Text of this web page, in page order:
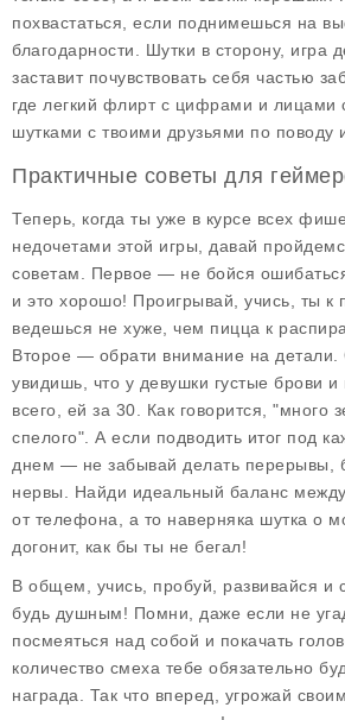
похвастаться, если поднимешься на
благодарности. Шутки в сторону, игра
заставит почувствовать себя частью
где легкий флирт с цифрами и лицами
шутками с твоими друзьями по поводу
Практичные советы для
Теперь, когда ты уже в курсе всех
недочетами этой игры, давай
советам. Первое — не бойся
и это хорошо! Проигрывай, учись, ты к
ведешься не хуже, чем пицца к
Второе — обрати внимание на детали.
увидишь, что у девушки густые брови
всего, ей за 30. Как говорится, "много
спелого". А если подводить итог под
днем — не забывай делать перерывы,
нервы. Найди идеальный баланс
от телефона, а то наверняка шутка о
догонит, как бы ты не бегал!
В общем, учись, пробуй, развивайся и
будь душным! Помни, даже если не
посмеяться над собой и покачать
количество смеха тебе обязательно
награда. Так что вперед, угрожай